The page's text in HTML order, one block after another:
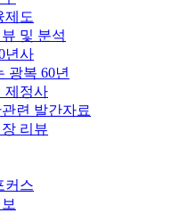
제도
및 분석
년사
광복 60년
제정사
련 발간자료
리뷰
커스